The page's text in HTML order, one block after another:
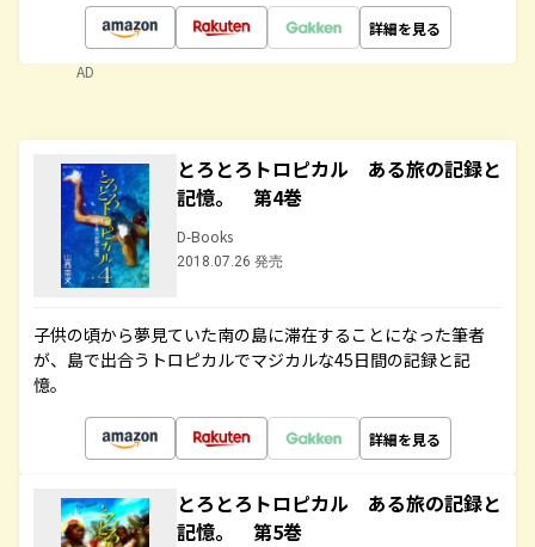
詳細を見る
AD
とろとろトロピカル ある旅の記録と
記憶。 第4巻
D-Books
2018.07.26 発売
子供の頃から夢見ていた南の島に滞在することになった筆者
が、島で出合うトロピカルでマジカルな45日間の記録と記
憶。
詳細を見る
とろとろトロピカル ある旅の記録と
記憶。 第5巻